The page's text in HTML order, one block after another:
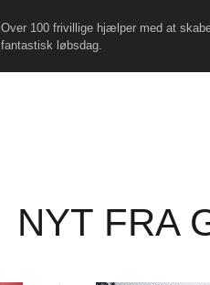
Over 100 frivillige hjælper med at
fantastisk løbsdag.
NYT FRA